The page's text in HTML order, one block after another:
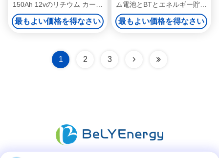
150Ah 12vのリチウム カー・
バッテリー
最もよい価格を得なさい
ム電池とBTとエネルギー貯蔵
のための自己加熱
最もよい価格を得なさい
1 2 3